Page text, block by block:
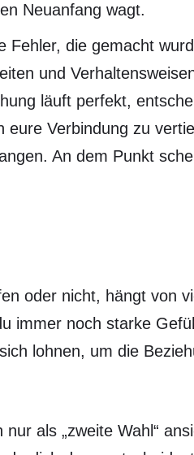
Neuanfang wagt.
Fehler, die gemacht
und
läuft perfekt,
Verbindung zu
An dem Punkt
oder nicht, hängt von
immer noch starke
lohnen, um die
als „zweite Wahl“